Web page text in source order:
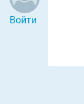
Войти